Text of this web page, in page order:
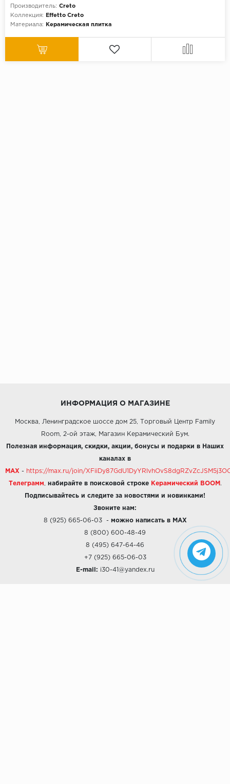
Производитель: Creto
Коллекция:
Effetto Creto
Материала:
Керамическая плитка
ИНФОРМАЦИЯ О МАГАЗИНЕ
Москва, Ленинградское шоссе дом 25, Торговый Центр Family
Room, 2-ой этаж, Магазин Керамический Бум.
Полезная информация, скидки, акции, бонусы и подарки в Наших
каналах в
MAX - https://max.ru/join/
Телеграмм набирайте в поисковой строке Керамический BOOM .
Подписывайтесь и следите за новостями и новинками!
Звоните нам:
8 (925) 665-06-03- можно написать в MAX
8 (800) 600-48-49
8 (495) 647-64-46
+7 (925) 665-06-03
E-mail: i30-41@yandex.ru